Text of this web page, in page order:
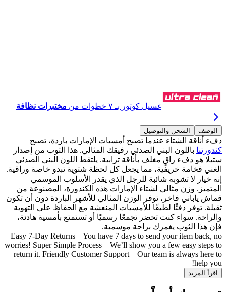
غسيل كوتور بـ ٧ خطوات من مختبرات نظافة
الوصف الشحن والتوصيل
دفء أناقة الشتاء عندما تصبح أمسيات الإمارات باردة، تصبح
كندورتنا باللون البني الصدئي رفيقك المثالي. هذا الثوب من إصدار
ستيلا هو دفء راقٍ مغلف بأناقة ترابية. يلتقط اللون البني الصدئي
الغني فخامة خريفية، مما يجعل كل لحظة شتوية تبدو خاصة وراقية.
إنه خيار لا تشوبه شائبة للرجل الذي يقدر الأسلوب الموسمي
المتميز. وزن مثالي لشتاء الإمارات هذه الكندورة، المصنوعة من
قماش ياباني فاخر، توفر الوزن المثالي للأشهر الباردة دون أن تكون
ثقيلة. توفر دفئًا لطيفًا للأمسيات المنعشة مع الحفاظ على التهوية
والراحة. سواء كنت تحضر تجمعًا رسميًا أو تستمتع بأمسية هادئة،
فإن هذا الثوب يغمرك براحة موسمية.
Easy 7-Day Returns – You have 7 days to send your item back, no
worries! Super Simple Process – We’ll show you a few easy steps to
return it. Friendly Customer Support – Our team is always here to
help you!
اقرأ المزيد